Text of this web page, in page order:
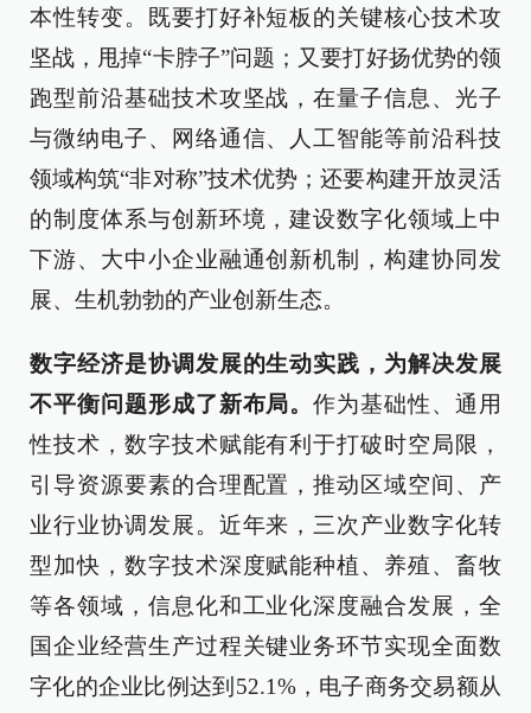
本性转变。既要打好补短板的关键核心技术攻
坚战，甩掉“卡脖子”问题；又要打好扬优势的领
跑型前沿基础技术攻坚战，在量子信息、光子
与微纳电子、网络通信、人工智能等前沿科技
领域构筑“非对称”技术优势；还要构建开放灵活
的制度体系与创新环境，建设数字化领域上中
下游、大中小企业融通创新机制，构建协同发
展、生机勃勃的产业创新生态。
数字经济是协调发展的生动实践，为解决发展
不平衡问题形成了新布局。作为基础性、通用
性技术，数字技术赋能有利于打破时空局限，
引导资源要素的合理配置，推动区域空间、产
业行业协调发展。近年来，三次产业数字化转
型加快，数字技术深度赋能种植、养殖、畜牧
等各领域，信息化和工业化深度融合发展，全
国企业经营生产过程关键业务环节实现全面数
字化的企业比例达到52.1%，电子商务交易额从